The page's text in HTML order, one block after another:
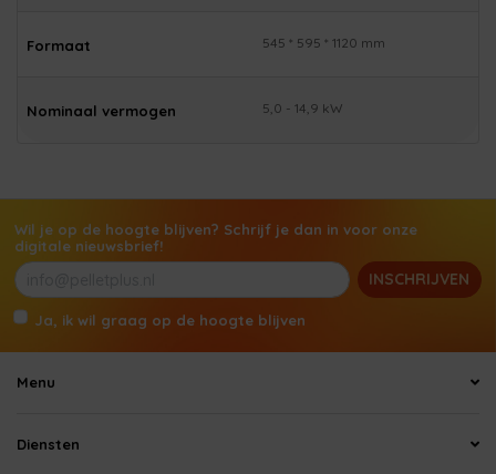
Formaat 545 * 595 * 1120 mm
Nominaal vermogen 5,0 - 14,9 kW
Wil je op de hoogte blijven? Schrijf je dan in voor onze
digitale nieuwsbrief!
INSCHRIJVEN
Ja, ik wil graag op de hoogte blijven
Menu
Diensten